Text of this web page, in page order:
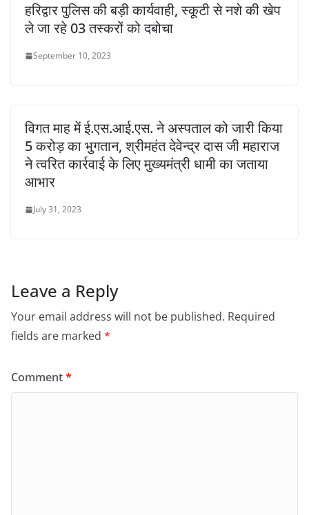
हरिद्वार पुलिस की बड़ी कार्यवाही, स्कूटी से नशे की खेप
ले जा रहे 03 तस्करों को दबोचा
September 10, 2023
विगत माह में ई.एस.आई.एस. ने अस्पताल को जारी किया
5 करोड़ का भुगतान, श्रीमहंत देवेन्द्र दास जी महाराज
ने त्वरित कार्रवाई के लिए मुख्यमंत्री धामी का जताया
आभार
July 31, 2023
Leave a Reply
Your email address will not be published. Required
fields are marked *
Comment*